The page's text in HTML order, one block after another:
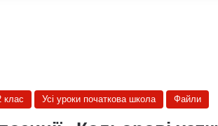
клас Усі уроки початкова школа Файли